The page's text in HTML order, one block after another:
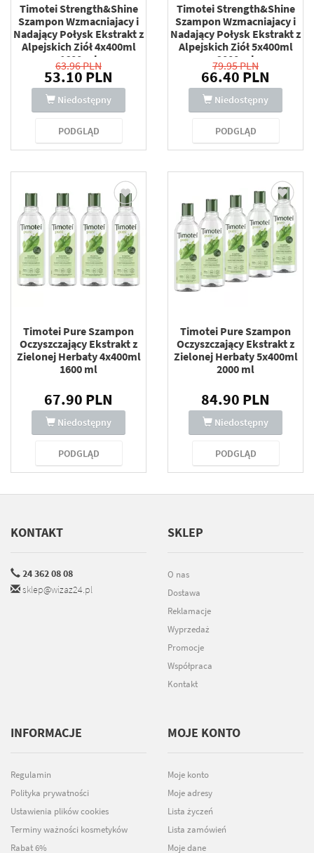
Timotei Strength&Shine
Szampon Wzmacniajacy i
Nadający Połysk Ekstrakt z
Alpejskich Ziół 4x400ml
1600 ml
63.96 PLN
53.10 PLN
Niedostępny
PODGLĄD
Timotei Strength&Shine
Szampon Wzmacniajacy i
Nadający Połysk Ekstrakt z
Alpejskich Ziół 5x400ml
2000 ml
79.95 PLN
66.40 PLN
Niedostępny
PODGLĄD
Timotei Pure Szampon
Oczyszczający Ekstrakt z
Zielonej Herbaty 4x400ml
1600 ml
67.90 PLN
Niedostępny
PODGLĄD
Timotei Pure Szampon
Oczyszczający Ekstrakt z
Zielonej Herbaty 5x400ml
2000 ml
84.90 PLN
Niedostępny
PODGLĄD
KONTAKT
24 362 08 08
sklep@wizaz24.pl
SKLEP
O nas
Dostawa
Reklamacje
Wyprzedaż
Promocje
Współpraca
Kontakt
INFORMACJE
Regulamin
Polityka prywatności
Ustawienia plików cookies
Terminy ważności kosmetyków
Rabat 6%
MOJE KONTO
Moje konto
Moje adresy
Lista życzeń
Lista zamówień
Moje dane